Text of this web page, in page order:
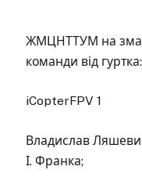
ЖМЦНТТУМ на
команди від гуртка:
iCopterFPV 1
Владислав
І. Франка;